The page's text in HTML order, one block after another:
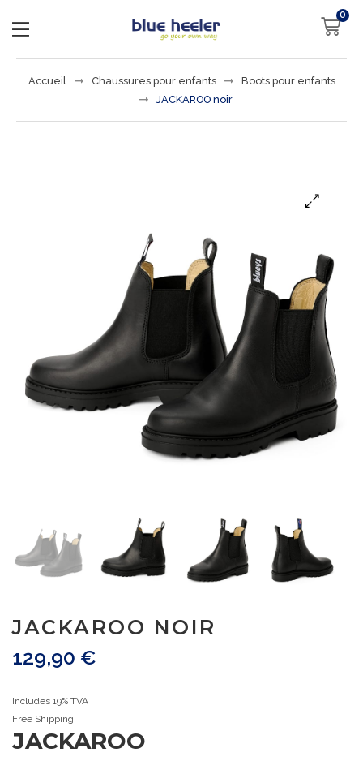
0
Accueil Chaussures pour enfants
Boots pour enfants
JACKAROO noir
JACKAROO NOIR
129,90 €
Includes 19% TVA
Free Shipping
JACKAROO